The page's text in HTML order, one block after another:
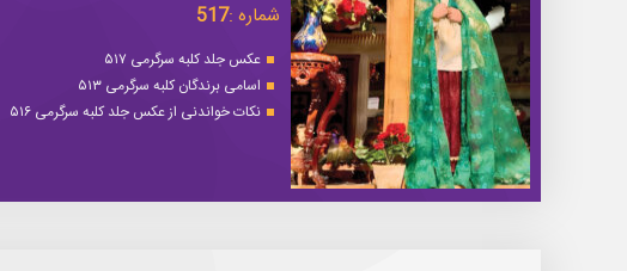
شماره :517
عکس جلد کلبه سرگرمی ۵۱۷
اسامی برندگان کلبه سرگرمی ۵۱۳
نکات خواندنی از عکس جلد کلبه سرگرمی ۵۱۶